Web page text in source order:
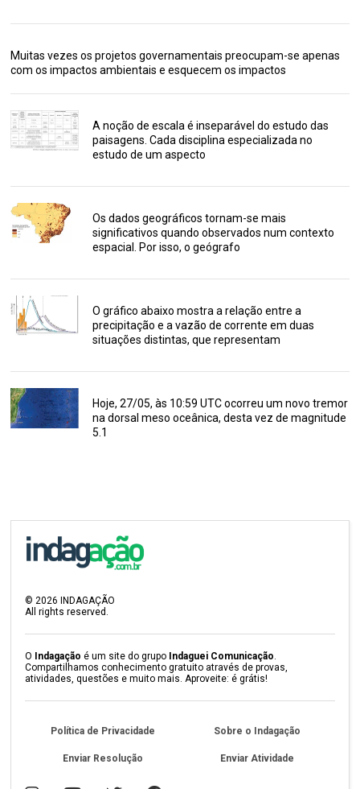
Muitas vezes os projetos governamentais preocupam-se apenas
com os impactos ambientais e esquecem os impactos
A noção de escala é inseparável do estudo das
paisagens. Cada disciplina especializada no
estudo de um aspecto
Os dados geográficos tornam-se mais
significativos quando observados num contexto
espacial. Por isso, o geógrafo
O gráfico abaixo mostra a relação entre a
precipitação e a vazão de corrente em duas
situações distintas, que representam
Hoje, 27/05, às 10:59 UTC ocorreu um novo tremor
na dorsal meso oceânica, desta vez de magnitude
5.1
©2026 INDAGAÇÃO
All rights reserved.
O Indagação é um site do grupo Indaguei Comunicação.
Compartilhamos conhecimento gratuito através de provas,
atividades, questões e muito mais. Aproveite: é grátis!
Política de Privacidade Sobre o Indagação
Enviar Resolução Enviar Atividade